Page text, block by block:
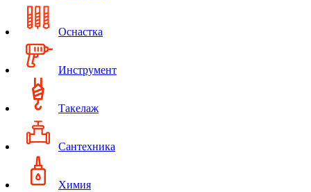
Оснастка
Инструмент
Такелаж
Сантехника
Химия